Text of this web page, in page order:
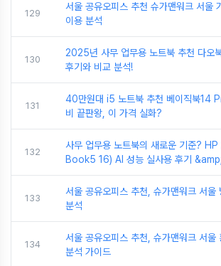
129
서울 공유오피스 추천 슈가맨워크 서울
이용 분석
130
2025년 사무 업무용 노트북 추천 다오
후기와 비교 분석!
131
40만원대 i5 노트북 추천 베이직북14
비 끝판왕, 이 가격 실화?
132
사무 업무용 노트북의 새로운 기준?
Book5 16) AI 성능 실사용 후기
133
서울 공유오피스 추천, 슈가맨워크 서울
분석
134
서울 공유오피스 추천, 슈가맨워크 서울
분석 가이드